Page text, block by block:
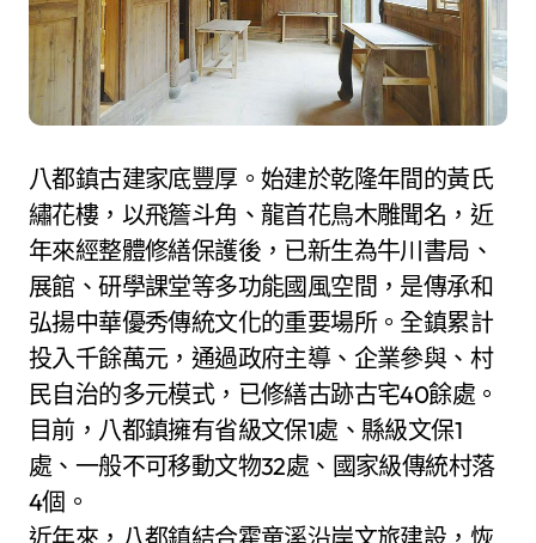
八都鎮古建家底豐厚。始建於乾隆年間的黃氏
繡花樓，以飛簷斗角、龍首花鳥木雕聞名，近
年來經整體修繕保護後，已新生為牛川書局、
展館、研學課堂等多功能國風空間，是傳承和
弘揚中華優秀傳統文化的重要場所。全鎮累計
投入千餘萬元，通過政府主導、企業參與、村
民自治的多元模式，已修繕古跡古宅40餘處。
目前，八都鎮擁有省級文保1處、縣級文保1
處、一般不可移動文物32處、國家級傳統村落
4個。